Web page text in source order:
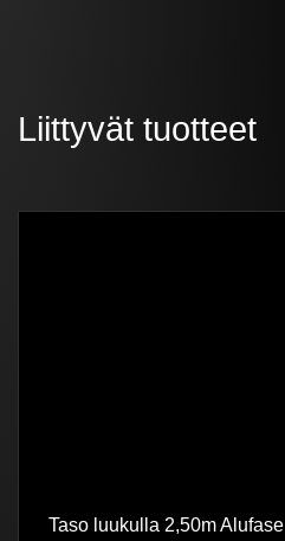
Liittyvät tuotteet
Taso luukulla 2,50m Alufase